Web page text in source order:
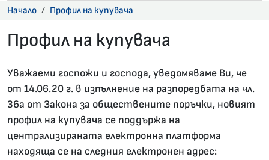
Начало Профил на купувача
Профил на купувача
Уважаеми госпожи и господа, уведомяваме Ви, че
от 14.06.20 г. в изпълнение на разпоредбата на чл.
36а от Закона за обществените поръчки, новият
профил на купувача се поддържа на
централизираната електронна платформа
находяща се на следния електронен адрес: